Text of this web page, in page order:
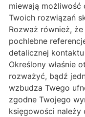
miewają możliwość
Twoich rozwiązań
Rozważ również,
pochlebne
detalicznej
Określony właśnie
rozważyć, bądź
wzbudza Twego
zgodne Twojego
księgowości